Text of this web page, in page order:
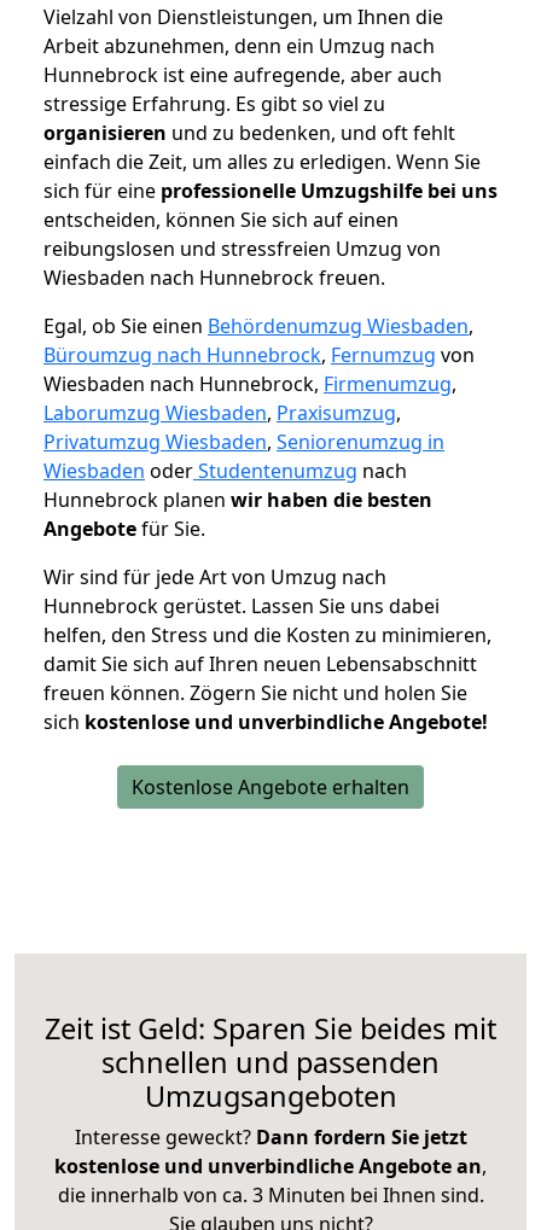
Vielzahl von Dienstleistungen, um Ihnen die
Arbeit abzunehmen, denn ein Umzug nach
Hunnebrock ist eine aufregende, aber auch
stressige Erfahrung. Es gibt so viel zu
organisieren und zu bedenken, und oft fehlt
einfach die Zeit, um alles zu erledigen. Wenn Sie
sich für eine professionelle Umzugshilfe bei uns
entscheiden, können Sie sich auf einen
reibungslosen und stressfreien Umzug von
Wiesbaden nach Hunnebrock freuen.
Egal, ob Sie einen Behördenumzug Wiesbaden,
Büroumzug nach Hunnebrock, Fernumzug von
Wiesbaden nach Hunnebrock, Firmenumzug,
Laborumzug Wiesbaden, Praxisumzug,
Privatumzug Wiesbaden, Seniorenumzug in
Wiesbaden oderStudentenumzug nach
Hunnebrock planen wir haben die besten
Angebotefür Sie.
Wir sind für jede Art von Umzug nach
Hunnebrock gerüstet. Lassen Sie uns dabei
helfen, den Stress und die Kosten zu minimieren,
damit Sie sich auf Ihren neuen Lebensabschnitt
freuen können. Zögern Sie nicht und holen Sie
sich kostenlose und unverbindliche Angebote!
Kostenlose Angebote erhalten
Zeit ist Geld: Sparen Sie beides mit
schnellen und passenden
Umzugsangeboten
Interesse geweckt? Dann fordern Sie jetzt
kostenlose und unverbindliche Angebote an,
die innerhalb von ca. 3 Minuten bei Ihnen sind.
Sie glauben uns nicht?